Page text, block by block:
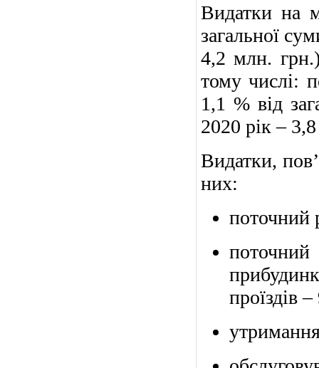
Видатки на
загальної
4,2 млн.
тому числі:
1,1 % від
2020 рік –
Видатки,
них:
поточний
проїздів